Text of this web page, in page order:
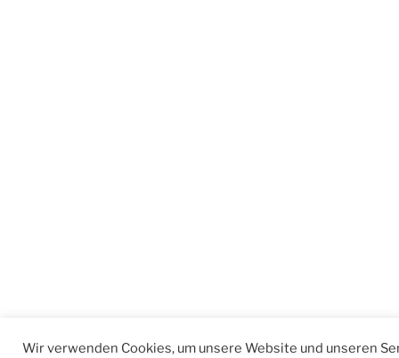
Wir verwenden Cookies, um unsere Website und unseren